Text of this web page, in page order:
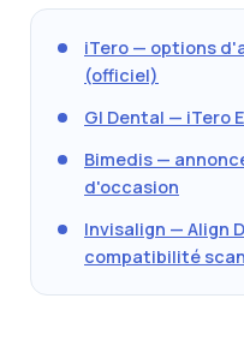
iTero — options
(officiel)
GI Dental — iTero
Bimedis —
d'occasion
Invisalign — Align
compatibilité